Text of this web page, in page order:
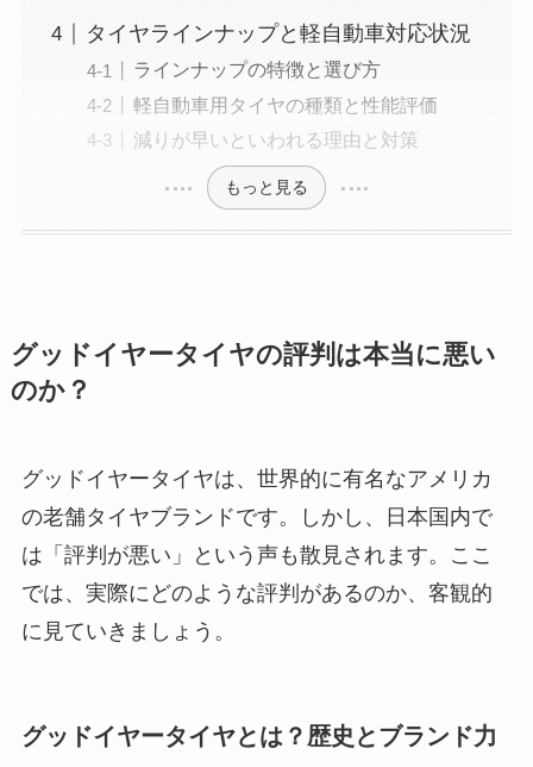
タイヤラインナップと軽自動車対応状況
ラインナップの特徴と選び方
軽自動車用タイヤの種類と性能評価
減りが早いといわれる理由と対策
もっと見る
グッドイヤータイヤの評判は本当に悪い
のか？
グッドイヤータイヤは、世界的に有名なアメリカ
の老舗タイヤブランドです。しかし、日本国内で
は「評判が悪い」という声も散見されます。ここ
では、実際にどのような評判があるのか、客観的
に見ていきましょう。
グッドイヤータイヤとは？歴史とブランド力